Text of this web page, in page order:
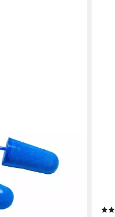
Connex
am Band
bei dir